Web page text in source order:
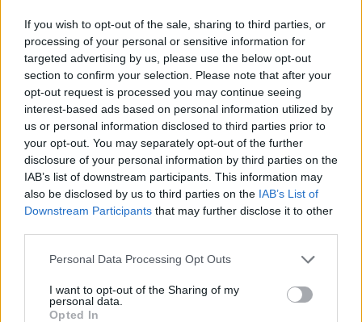
If you wish to opt-out of the sale, sharing to third parties, or
processing of your personal or sensitive information for
targeted advertising by us, please use the below opt-out
section to confirm your selection. Please note that after your
opt-out request is processed you may continue seeing
interest-based ads based on personal information utilized by
us or personal information disclosed to third parties prior to
your opt-out. You may separately opt-out of the further
disclosure of your personal information by third parties on the
IAB’s list of downstream participants. This information may
also be disclosed by us to third parties on the IAB’s List of
Downstream Participants that may further disclose it to other
Personal Data Processing Opt Outs
I want to opt-out of the Sharing of my
personal data.
Opted In
finisce qui, troppe complicazioni coi
problemi extra calcio»
2 Ago 2026
L'Iglesias si rinforza con Papa Seck e
Diawara, al Bonorva il difensore Balbo
1 Ago 2026
Colpo del Tortolì: arriva il centrocampista
figlio d'arte Bruno Conti
1 Ago 2026
La Villacidrese torna in Eccellenza,
Aranci e La Salle salgono in Prima
Carbonia, l'ex presidente Canu: «Lasciai i